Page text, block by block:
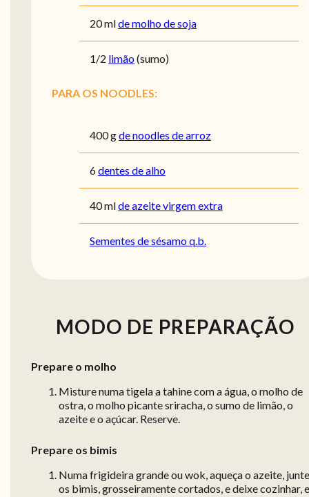
20mlde molho de soja
1/2 limão(sumo)
PARA OS NOODLES:
400gde noodles de arroz
6dentes de alho
40mlde azeite virgem extra
Sementes de sésamo q.b.
MODO DE PREPARAÇÃO
Prepare o molho
Misture numa tigela a tahine com a água, o molho de
ostra, o molho picante sriracha, o sumo de limão, o
azeite e o açúcar. Reserve.
Prepare os bimis
Numa frigideira grande ou wok, aqueça o azeite, junte
os bimis, grosseiramente cortados, e deixe cozinhar,